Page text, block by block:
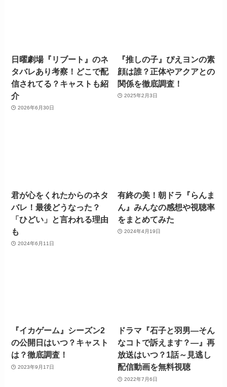
日曜劇場『リブート』のネ
タバレあり考察！どこで配
信されてる？キャストも紹
介
2026年6月30日
『推しの子』ぴえヨンの素
顔は誰？正体やアクアとの
関係を徹底調査！
2025年2月3日
君が心をくれたからのネタ
バレ！最後どうなった？
「ひどい」と言われる理由
も
2024年6月11日
有終の美！朝ドラ『らんま
ん』みんなの感想や視聴率
をまとめてみた
2024年4月19日
『イカゲーム』シーズン2
の公開日はいつ？キャスト
は？徹底調査！
2023年9月17日
ドラマ『石子と羽男―そん
なコトで訴えます？―』再
放送はいつ？1話～見逃し
配信動画を無料視聴
2022年7月6日